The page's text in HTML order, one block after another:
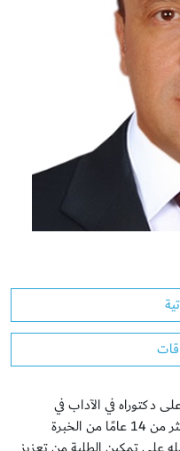
دكتوراه في الآداب في
تخصص اللغة الإنجليزية وآدابها، ولديه أكثر من 14 عامًا من الخبرة